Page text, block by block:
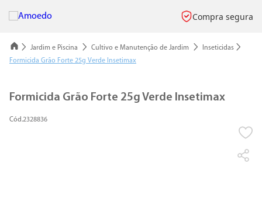
Compra segura
Jardim e Piscina Cultivo e Manutenção de Jardim
Inseticidas
Formicida Grão Forte 25g Verde Insetimax
Formicida Grão Forte 25g Verde Insetimax
2328836